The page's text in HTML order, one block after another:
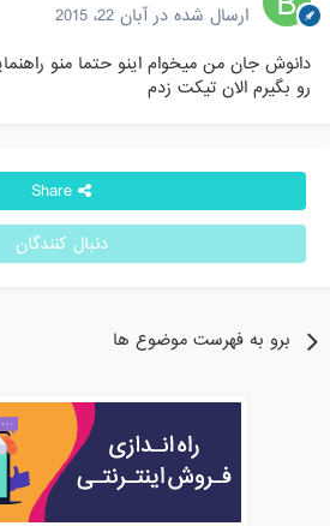
ارسال شده در آبان 22، 2015
دانوش جان من میخوام اینو حتما منو
رو بگیرم الان تیکت زدم
Share
دنبال کنندگان
برو به فهرست موضوع ها